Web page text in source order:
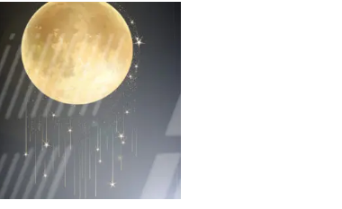
Plage
de
prix :
€ 43,50
à
€ 246,78